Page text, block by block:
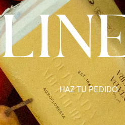
HAZ TU PEDIDO